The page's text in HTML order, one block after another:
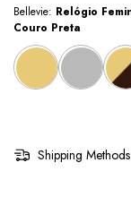
Bellevie: Relógio
Couro Preta
Shipping Methods